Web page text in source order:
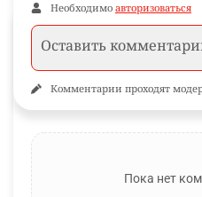
Необходимо авторизоваться
Комментарии проходят
Пока нет